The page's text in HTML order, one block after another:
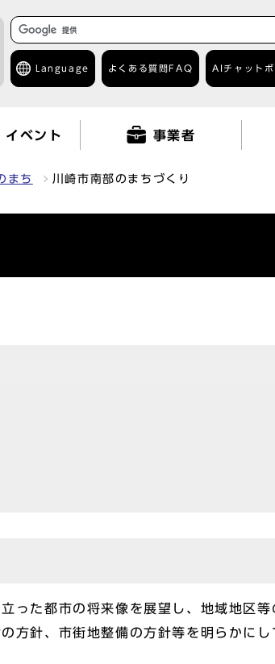
Language よくある質問 FAQ AIチャットボ
イベント 事業者
まち 川崎市南部のまちづくり
った都市の将来像を展望し、地域地区
方針、市街地整備の方針等を明らかにし